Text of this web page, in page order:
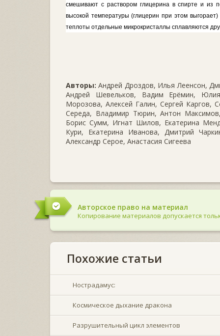
смешивают с раствором глицерина в спирте и из
высокой температуры (глицерин при этом
теплоты отдельные микрокристаллы сплавляются
Авторы: Андрей Дроздов, Илья Леенсон,
Андрей Шевельков, Вадим Ерёмин,
Морозова, Алексей Галин, Сергей Каргов,
Середа, Владимир Тюрин, Антон
Борис Сумм, Игнат Шилов, Екатерина
Кури, Екатерина Иванова, Дмитрий
Александр Серое, Анастасия Сигеева
Авторское право на материал
Копирование материалов допускается
Похожие статьи
Нострадамус:
Космическое дыхание дракона
Разрушительный цикл элементов